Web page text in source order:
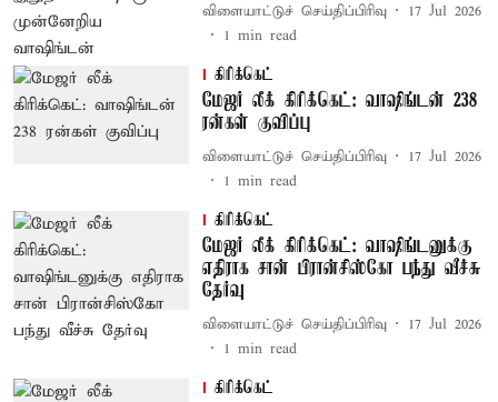
விளையாட்டுச் செய்திப்பிரிவு
17 Jul 2026
1 min read
கிரிக்கெட்
மேஜர் லீக் கிரிக்கெட்: வாஷிங்டன் 238
ரன்கள் குவிப்பு
விளையாட்டுச் செய்திப்பிரிவு
17 Jul 2026
1 min read
கிரிக்கெட்
மேஜர் லீக் கிரிக்கெட்: வாஷிங்டனுக்கு
எதிராக சான் பிரான்சிஸ்கோ பந்து வீச்சு
தேர்வு
விளையாட்டுச் செய்திப்பிரிவு
17 Jul 2026
1 min read
கிரிக்கெட்